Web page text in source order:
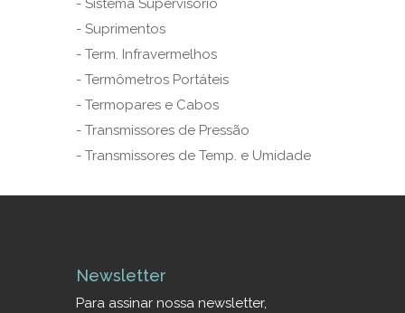
- Sistema Supervisório
- Suprimentos
- Term. Infravermelhos
- Termômetros Portáteis
- Termopares e Cabos
- Transmissores de Pressão
- Transmissores de Temp. e Umidade
Newsletter
Para assinar nossa newsletter,